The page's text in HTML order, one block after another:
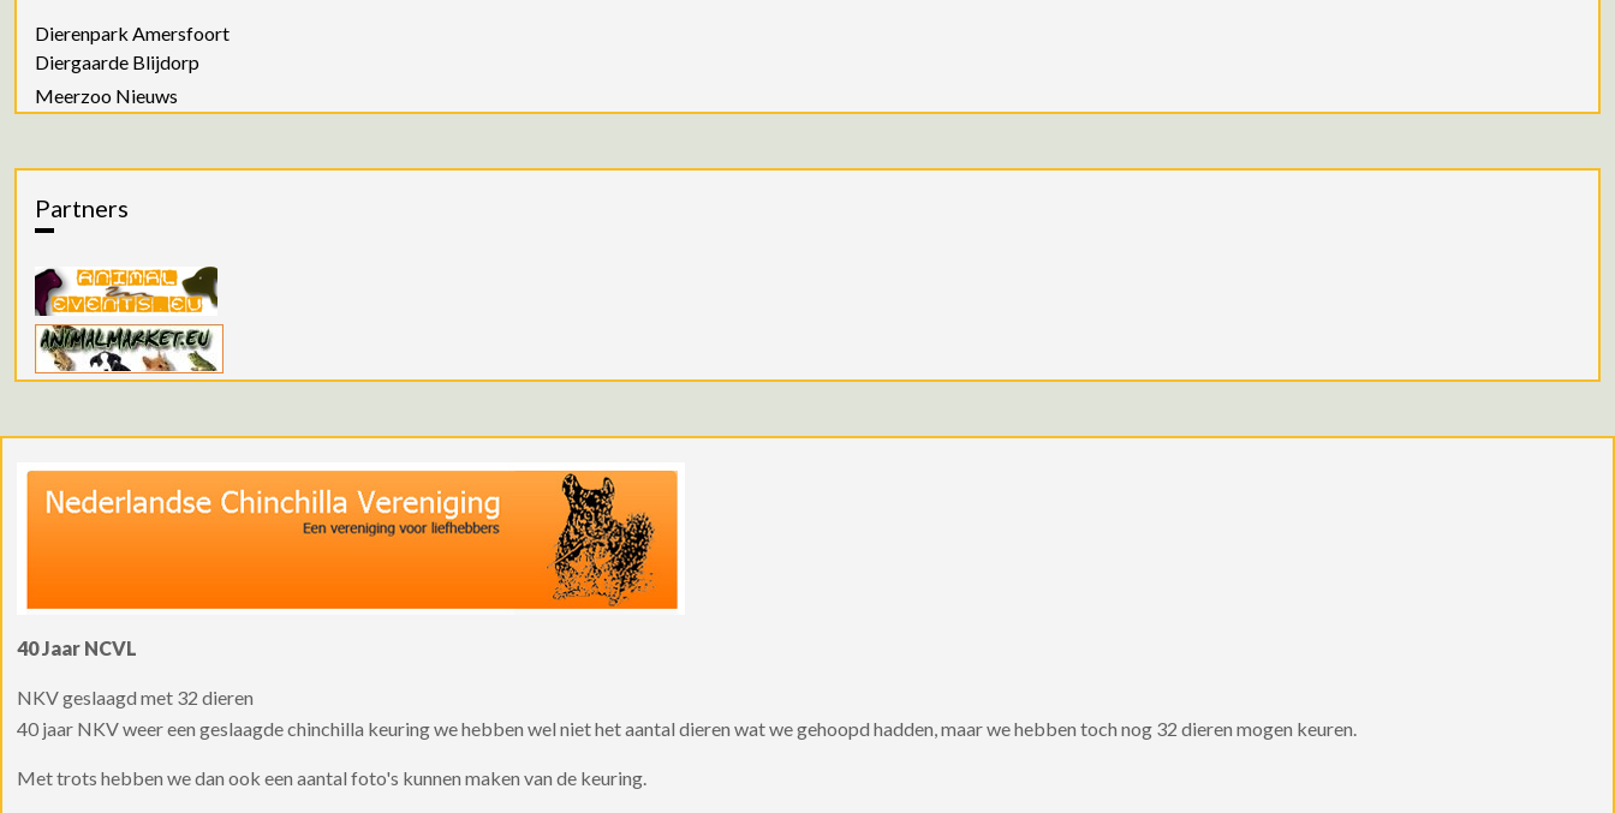
Dierenpark Amersfoort
Diergaarde Blijdorp
Meerzoo Nieuws
Partners
40 Jaar NCVL
NKV geslaagd met 32 dieren
40 jaar NKV weer een geslaagde chinchilla keuring we hebben wel niet het aantal dieren wat we gehoopd hadden, maar we hebben toch nog 32 dieren mogen keuren.
Met trots hebben we dan ook een aantal foto's kunnen maken van de keuring.